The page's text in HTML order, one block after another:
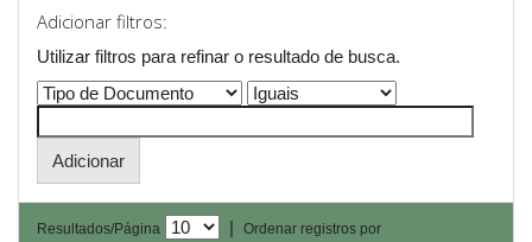
Adicionar filtros:
Utilizar filtros para refinar o resultado de busca.
Resultados/Página |
Ordenar registros por